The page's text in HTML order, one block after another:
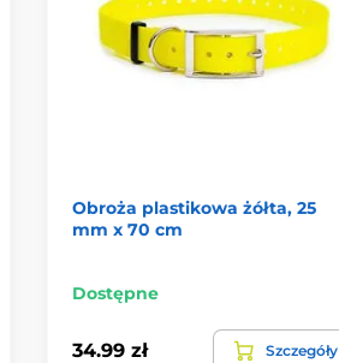
Obroża plastikowa żółta, 25
mm x 70 cm
Dostępne
34.99 zł Szczegóły